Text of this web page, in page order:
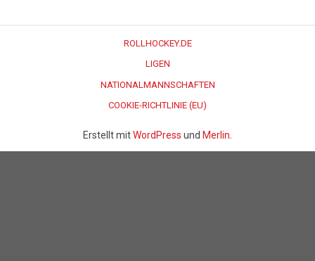
ROLLHOCKEY.DE
LIGEN
NATIONALMANNSCHAFTEN
COOKIE-RICHTLINIE (EU)
Erstellt mitWordPress und Merlin